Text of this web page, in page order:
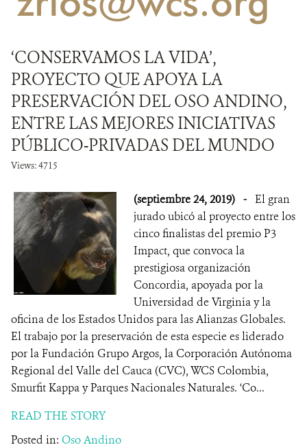
WCS VISUAL
PUBLICACIONES
ALIADOS Y ALIANZAS
COBERTURA EN MEDIOS DE COMUNICACIÓN
MECANISMO DE ATENCIÓN DE QUEJAS Y RECLAMOS
DONA
‘CONSERVAMOS LA VIDA’,
PROYECTO QUE APOYA LA
PRESERVACIÓN DEL OSO ANDINO,
ENTRE LAS MEJORES INICIATIVAS
PÚBLICO-PRIVADAS DEL MUNDO
Views: 4715
(septiembre 24, 2019) - El gran
jurado ubicó al proyecto entre los
cinco finalistas del premio P3
Impact, que convoca la
prestigiosa organización
Concordia, apoyada por la
Universidad de Virginia y la
oficina de los Estados Unidos para las Alianzas Globales.
El trabajo por la preservación de esta especie es liderado
por la Fundación Grupo Argos, la Corporación Autónoma
Regional del Valle del Cauca (CVC), WCS Colombia,
Smurfit Kappa y Parques Nacionales Naturales. ‘Co...
READ THE STORY
Posted in: Oso Andino